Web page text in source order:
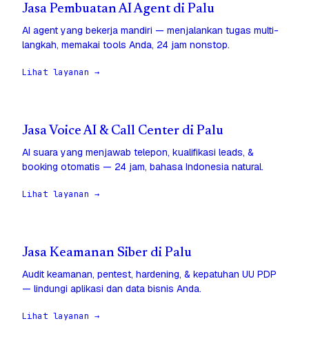
Jasa Pembuatan AI Agent di Palu
AI agent yang bekerja mandiri — menjalankan tugas multi-
langkah, memakai tools Anda, 24 jam nonstop.
Lihat layanan →
Jasa Voice AI & Call Center di Palu
AI suara yang menjawab telepon, kualifikasi leads, &
booking otomatis — 24 jam, bahasa Indonesia natural.
Lihat layanan →
Jasa Keamanan Siber di Palu
Audit keamanan, pentest, hardening, & kepatuhan UU PDP
— lindungi aplikasi dan data bisnis Anda.
Lihat layanan →